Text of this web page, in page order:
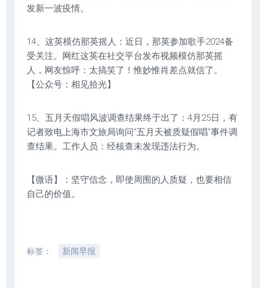
发新一波疫情。
14、这英模仿那英摇人：近日，那英参加歌手2024备
受关注。网红这英在社交平台发布视频模仿那英摇
人，网友惊呼：太搞笑了！惟妙惟肖差点就信了。
【公众号：相见拾光】
15、五月天假唱风波调查结果终于出了：4月25日，有
记者致电上海市文旅局询问“五月天被质疑假唱”事件调
查结果。工作人员：经核查未发现违法行为。
【微语】：坚守信念，即使周围的人质疑，也要相信
自己的价值。
标签： 新闻早报